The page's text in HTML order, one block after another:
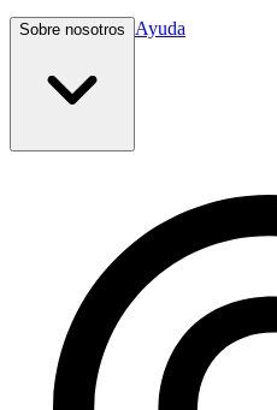
Sobre nosotros Ayuda